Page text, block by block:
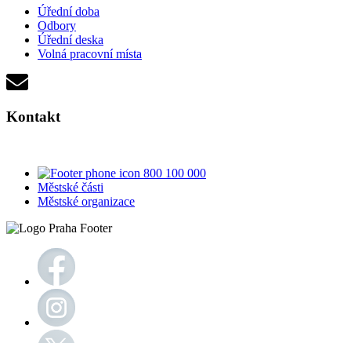
Úřední doba
Odbory
Úřední deska
Volná pracovní místa
Kontakt
800 100 000
Městské části
Městské organizace